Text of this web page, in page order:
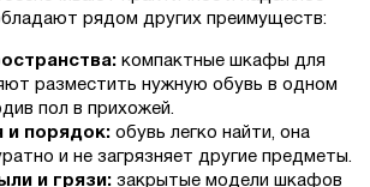
рядом других преимуществ:
компактные шкафы для
разместить нужную обувь в одном
пол в прихожей.
и порядок: обувь легко найти, она
и не загрязняет другие предметы.
и грязи: закрытые модели шкафов